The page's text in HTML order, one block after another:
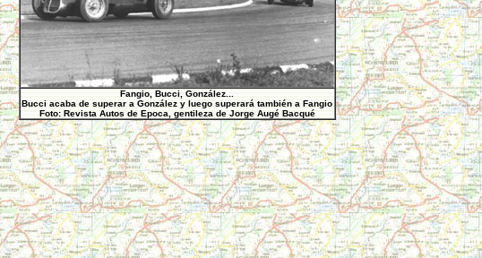
Fangio, Bucci, González...
Bucci acaba de superar a González y luego superará también a Fangio
Foto: Revista Autos de Epoca, gentileza de Jorge Augé Bacqué